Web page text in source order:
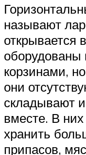
называют
открывается
корзинами,
они
складывают
вместе. В
хранить
припасов,